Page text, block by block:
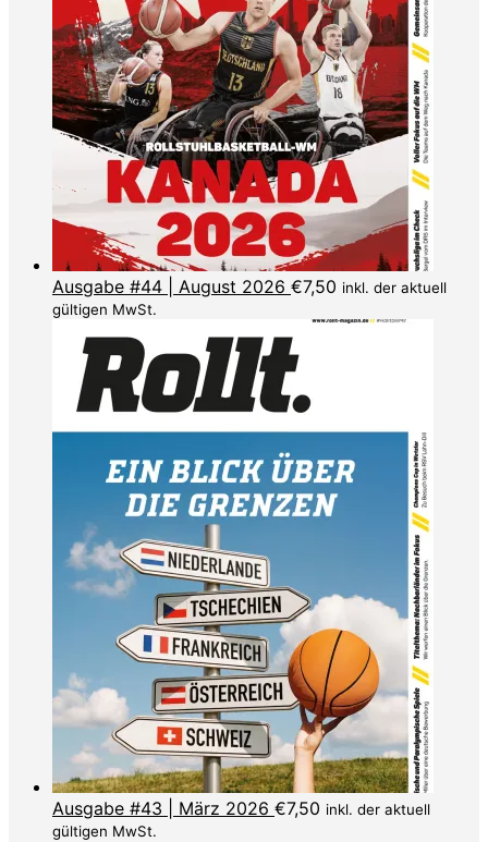
Ausgabe #44 | August 2026 €7,50 inkl. der aktuell
gültigen MwSt.
Ausgabe #43 | März 2026 €7,50 inkl. der aktuell
gültigen MwSt.